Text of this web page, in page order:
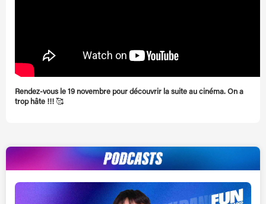
Rendez-vous le 19 novembre pour découvrir la suite au cinéma. On a
trop hâte !!! 🥰